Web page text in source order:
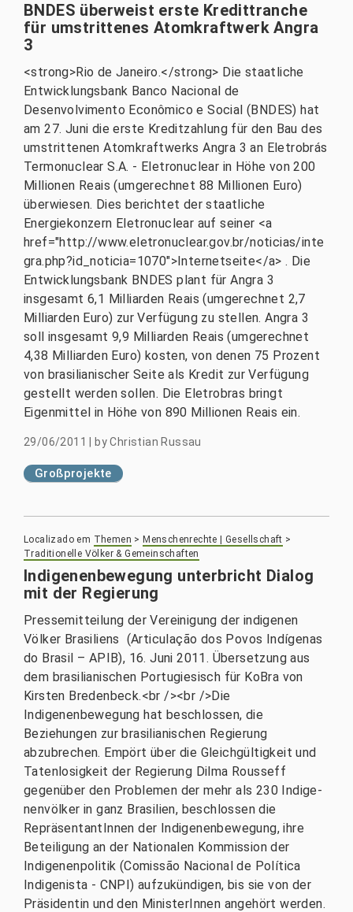
BNDES überweist erste Kredittranche
für umstrittenes Atomkraftwerk Angra
3
<strong>Rio de Janeiro.</strong> Die staatliche
Entwicklungsbank Banco Nacional de
Desenvolvimento Econômico e Social (BNDES) hat
am 27. Juni die erste Kreditzahlung für den Bau des
umstrittenen Atomkraftwerks Angra 3 an Eletrobrás
Termonuclear S.A. - Eletronuclear in Höhe von 200
Millionen Reais (umgerechnet 88 Millionen Euro)
überwiesen. Dies berichtet der staatliche
Energiekonzern Eletronuclear auf seiner <a
href="http://www.eletronuclear.gov.br/noticias/inte
gra.php?id_noticia=1070">Internetseite</a> . Die
Entwicklungsbank BNDES plant für Angra 3
insgesamt 6,1 Milliarden Reais (umgerechnet 2,7
Milliarden Euro) zur Verfügung zu stellen. Angra 3
soll insgesamt 9,9 Milliarden Reais (umgerechnet
4,38 Milliarden Euro) kosten, von denen 75 Prozent
von brasilianischer Seite als Kredit zur Verfügung
gestellt werden sollen. Die Eletrobras bringt
Eigenmittel in Höhe von 890 Millionen Reais ein.
29/06/2011 byChristian Russau
Großprojekte
Localizado em Themen > Menschenrechte | Gesellschaft >
Traditionelle Völker & Gemeinschaften
Indigenenbewegung un­terbricht Dialog
mit der Regierung
Pressemitteilung der Vereinigung der indigenen
Völker Brasiliens (Articulação dos Povos Indígenas
do Brasil – APIB), 16. Juni 2011. Übersetzung aus
dem brasilianischen Portugiesisch für KoBra von
Kirsten Bredenbeck.<br /><br />Die
Indigenenbewegung hat beschlos­sen, die
Beziehungen zur brasilianischen Regierung
abzubrechen. Empört über die Gleichgültigkeit und
Tatenlosigkeit der Regierung Dilma Rousseff
gegenüber den Problemen der mehr als 230 Indige­
nenvölker in ganz Brasilien, beschlossen die
RepräsentantInnen der Indigenenbewegung, ihre
Beteiligung an der Natio­nalen Kommission der
Indigenenpolitik (Comissão Nacional de Política
Indigenista - CNPI) aufzukündigen, bis sie von der
Präsidentin und den MinisterInnen angehört werden.